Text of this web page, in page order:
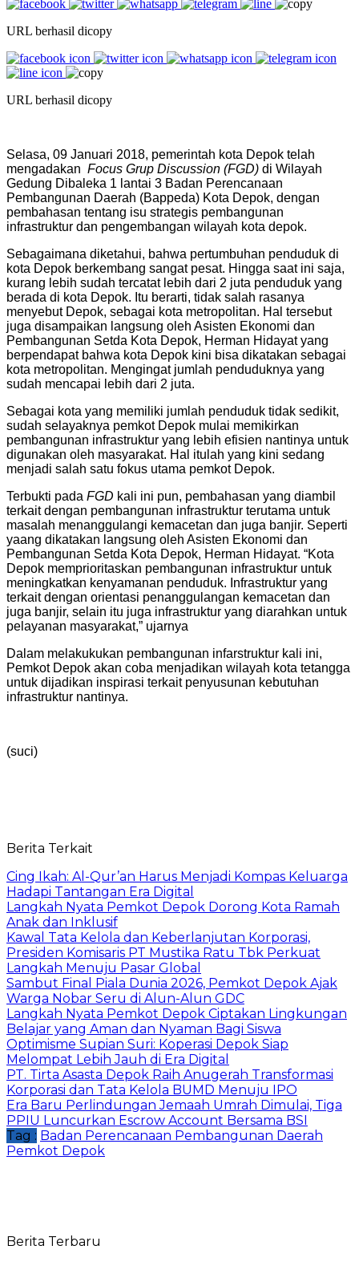
URL berhasil dicopy
URL berhasil dicopy
Selasa, 09 Januari 2018, pemerintah kota Depok telah
mengadakan Focus Grup Discussion (FGD) di Wilayah
Gedung Dibaleka 1 lantai 3 Badan Perencanaan
Pembangunan Daerah (Bappeda) Kota Depok, dengan
pembahasan tentang isu strategis pembangunan
infrastruktur dan pengembangan wilayah kota depok.
Sebagaimana diketahui, bahwa pertumbuhan penduduk di
kota Depok berkembang sangat pesat. Hingga saat ini saja,
kurang lebih sudah tercatat lebih dari 2 juta penduduk yang
berada di kota Depok. Itu berarti, tidak salah rasanya
menyebut Depok, sebagai kota metropolitan. Hal tersebut
juga disampaikan langsung oleh Asisten Ekonomi dan
Pembangunan Setda Kota Depok, Herman Hidayat yang
berpendapat bahwa kota Depok kini bisa dikatakan sebagai
kota metropolitan. Mengingat jumlah penduduknya yang
sudah mencapai lebih dari 2 juta.
Sebagai kota yang memiliki jumlah penduduk tidak sedikit,
sudah selayaknya pemkot Depok mulai memikirkan
pembangunan infrastruktur yang lebih efisien nantinya untuk
digunakan oleh masyarakat. Hal itulah yang kini sedang
menjadi salah satu fokus utama pemkot Depok.
Terbukti pada FGD kali ini pun, pembahasan yang diambil
terkait dengan pembangunan infrastruktur terutama untuk
masalah menanggulangi kemacetan dan juga banjir. Seperti
yaang dikatakan langsung oleh Asisten Ekonomi dan
Pembangunan Setda Kota Depok, Herman Hidayat. “Kota
Depok memprioritaskan pembangunan infrastruktur untuk
meningkatkan kenyamanan penduduk. Infrastruktur yang
terkait dengan orientasi penanggulangan kemacetan dan
juga banjir, selain itu juga infrastruktur yang diarahkan untuk
pelayanan masyarakat,” ujarnya
Dalam melakukukan pembangunan infarstruktur kali ini,
Pemkot Depok akan coba menjadikan wilayah kota tetangga
untuk dijadikan inspirasi terkait penyusunan kebutuhan
infrastruktur nantinya.
(suci)
Berita Terkait
Cing Ikah: Al-Qur’an Harus Menjadi Kompas Keluarga
Hadapi Tantangan Era Digital
Langkah Nyata Pemkot Depok Dorong Kota Ramah
Anak dan Inklusif
Kawal Tata Kelola dan Keberlanjutan Korporasi,
Presiden Komisaris PT Mustika Ratu Tbk Perkuat
Langkah Menuju Pasar Global
Sambut Final Piala Dunia 2026, Pemkot Depok Ajak
Warga Nobar Seru di Alun-Alun GDC
Langkah Nyata Pemkot Depok Ciptakan Lingkungan
Belajar yang Aman dan Nyaman Bagi Siswa
Optimisme Supian Suri: Koperasi Depok Siap
Melompat Lebih Jauh di Era Digital
PT. Tirta Asasta Depok Raih Anugerah Transformasi
Korporasi dan Tata Kelola BUMD Menuju IPO
Era Baru Perlindungan Jemaah Umrah Dimulai, Tiga
PPIU Luncurkan Escrow Account Bersama BSI
Tag : Badan Perencanaan Pembangunan Daerah
Pemkot Depok
Berita Terbaru